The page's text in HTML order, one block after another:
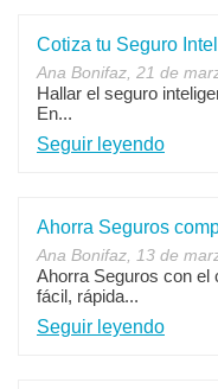
Cotiza tu Seguro
Ana Bonifaz, 21 de
Hallar el seguro
En...
Seguir leyendo
Ahorra Seguros
Ana Bonifaz, 13 de
Ahorra Seguros con el
fácil, rápida...
Seguir leyendo